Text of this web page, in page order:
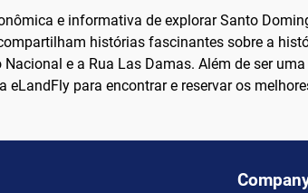
e informativa de explorar Santo
histórias fascinantes sobre a
Nacional e a Rua Las Damas. Além de ser
eLandFly para encontrar e reservar os